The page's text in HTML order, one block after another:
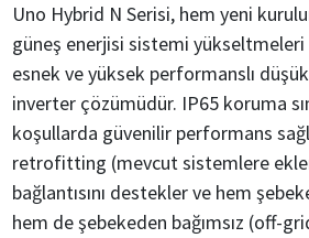
Uno Hybrid N Serisi, hem yeni
güneş enerjisi sistemi yükseltmeleri
esnek ve yüksek performanslı
inverter çözümüdür. IP65 koruma
koşullarda güvenilir performans
retrofitting (mevcut sistemlere
bağlantısını destekler ve hem
hem de şebekeden bağımsız (off-